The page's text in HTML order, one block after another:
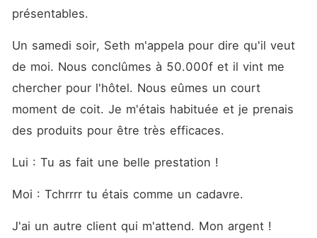
présentables.
Un samedi soir, Seth m'appela pour dire qu'il veut
de moi. Nous conclûmes à 50.000f et il vint me
chercher pour l'hôtel. Nous eûmes un court
moment de coit. Je m'étais habituée et je prenais
des produits pour être très efficaces.
Lui : Tu as fait une belle prestation !
Moi : Tchrrrr tu étais comme un cadavre.
J'ai un autre client qui m'attend. Mon argent !